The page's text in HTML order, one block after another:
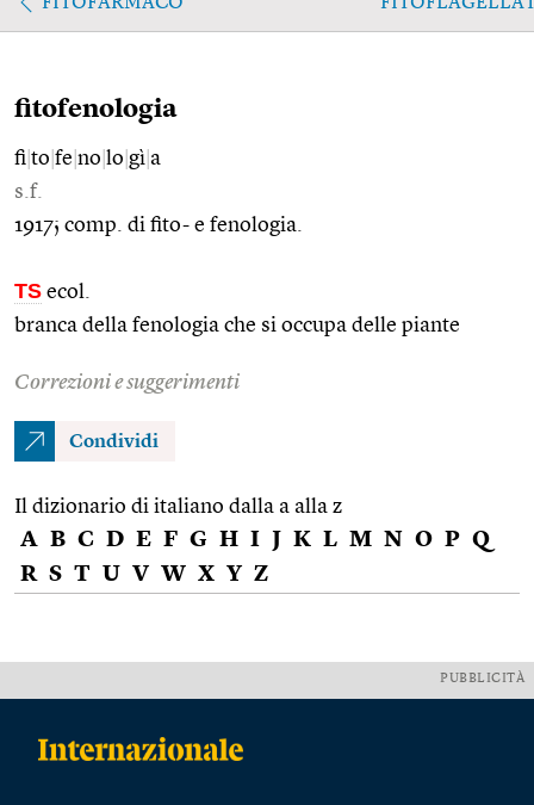
fitofenologia
fi to fe no lo gì a
s.f.
1917; comp. di fito- e fenologia.
TS ecol.
branca della fenologia che si occupa delle piante
Correzioni e suggerimenti
Condividi
Il dizionario di italiano dalla a alla z
A B C D E F G H I J K L M N O P Q
R S T U V W X Y Z
PUBBLICITÀ